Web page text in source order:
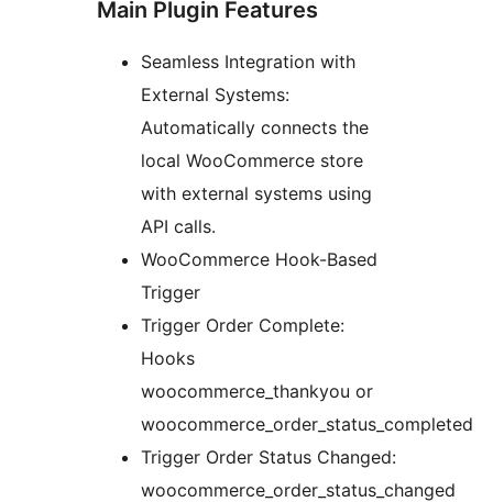
Main Plugin Features
Seamless Integration with
External Systems:
Automatically connects the
local WooCommerce store
with external systems using
API calls.
WooCommerce Hook-Based
Trigger
Trigger Order Complete:
Hooks
woocommerce_thankyou or
woocommerce_order_status_completed
Trigger Order Status Changed:
woocommerce_order_status_changed